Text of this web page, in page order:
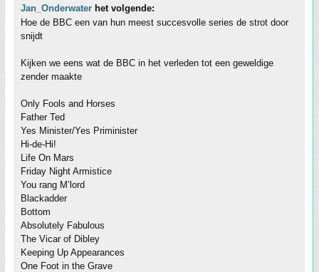
Jan_Onderwater het volgende:
Hoe de BBC een van hun meest succesvolle series de strot door
snijdt
Kijken we eens wat de BBC in het verleden tot een geweldige
zender maakte
Only Fools and Horses
Father Ted
Yes Minister/Yes Priminister
Hi-de-Hi!
Life On Mars
Friday Night Armistice
You rang M’lord
Blackadder
Bottom
Absolutely Fabulous
The Vicar of Dibley
Keeping Up Appearances
One Foot in the Grave